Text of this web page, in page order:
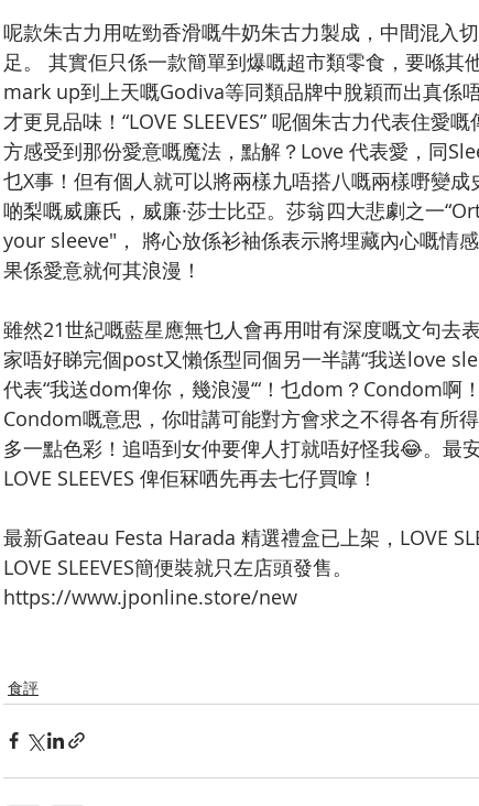
呢款朱古力用咗勁香滑嘅牛奶朱古力製成，中間混入
足。 其實佢只係一款簡單到爆嘅超市類零食，要喺其
mark up到上天嘅Godiva等同類品牌中脫穎而出真係
才更見品味！“LOVE SLEEVES” 呢個朱古力代表住愛
方感受到那份愛意嘅魔法，點解？Love 代表愛，同
乜X事！但有個人就可以將兩樣九唔搭八嘅兩樣嘢變
啲梨嘅威廉氏，威廉·莎士比亞。莎翁四大悲劇之一
your sleeve"， 將心放係衫袖係表示將埋藏內心嘅情
果係愛意就何其浪漫！
雖然21世紀嘅藍星應無乜人會再用咁有深度嘅文句去
家唔好睇完個post又懶係型同個另一半講“我送love
代表“我送dom俾你，幾浪漫‘“！乜dom？Condom啊
Condom嘅意思，你咁講可能對方會求之不得各有所
多一點色彩！追唔到女仲要俾人打就唔好怪我😂。最
LOVE SLEEVES 俾佢冧哂先再去七仔買嗱！
最新Gateau Festa Harada 精選禮盒已上架，LOVE
LOVE SLEEVES簡便裝就只左店頭發售。
https://www.jponline.store/new
食評